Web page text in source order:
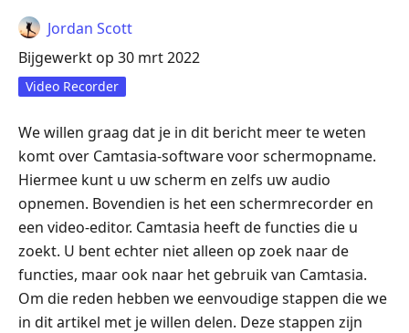
Jordan Scott
Bijgewerkt op 30 mrt 2022
Video Recorder
We willen graag dat je in dit bericht meer te weten
komt over Camtasia-software voor schermopname.
Hiermee kunt u uw scherm en zelfs uw audio
opnemen. Bovendien is het een schermrecorder en
een video-editor. Camtasia heeft de functies die u
zoekt. U bent echter niet alleen op zoek naar de
functies, maar ook naar het gebruik van Camtasia.
Om die reden hebben we eenvoudige stappen die we
in dit artikel met je willen delen. Deze stappen zijn